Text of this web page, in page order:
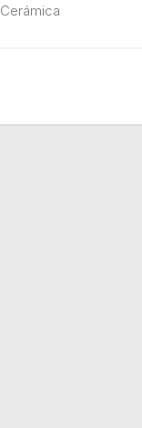
Cerámica